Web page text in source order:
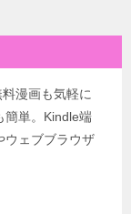
漫画も気軽に
簡単。Kindle端
ウェブブラウザ